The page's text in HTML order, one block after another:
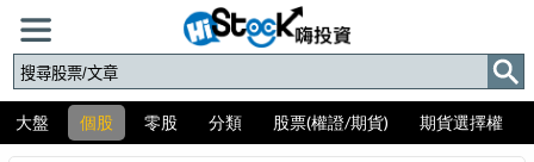
大盤 個股 零股 分類 股票(權證/期貨) 期貨選擇權